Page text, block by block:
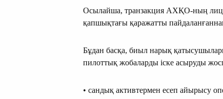
Осылайша, транзакция АХҚО-ның
қапшықтағы қаражатты
Бұдан басқа, биыл нарық
пилоттық жобаларды іске асыруды
• сандық активтермен есеп айырысу